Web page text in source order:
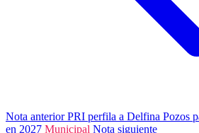
Nota anteriorPRI perfila a Delfina Pozos
en 2027 Municipal Nota siguiente